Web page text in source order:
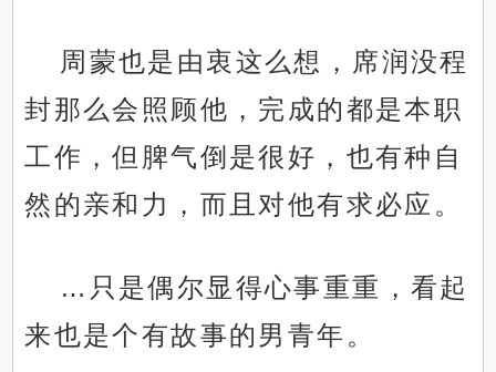
周蒙也是由衷这么想，席润没程
封那么会照顾他，完成的都是本职
工作，但脾气倒是很好，也有种自
然的亲和力，而且对他有求必应。
…只是偶尔显得心事重重，看起
来也是个有故事的男青年。